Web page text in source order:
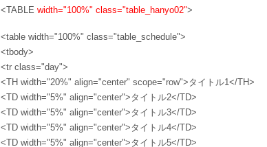
<TABLE width="100%" class="table_hanyo02">
<table width="100%" class="table_schedule">
<tbody>
<tr class="day">
<TH width="20%" align="center" scope="row">タイトル1</TH>
<TD width="5%" align="center">タイトル2</TD>
<TD width="5%" align="center">タイトル3</TD>
<TD width="5%" align="center">タイトル4</TD>
<TD width="5%" align="center">タイトル5</TD>